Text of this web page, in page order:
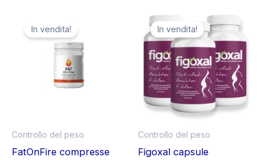
In vendita!
Controllo del peso
FatOnFire compresse
In vendita!
Controllo del peso
Figoxal capsule